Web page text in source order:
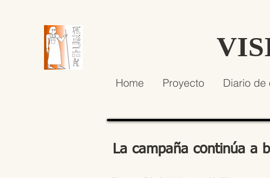
Home Proyecto Diario de
La campaña continúa a